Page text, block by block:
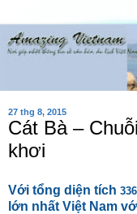
27 thg 8, 2015
Cát Bà –
khơi
Với tổng diện tích
lớn nhất Việt Nam